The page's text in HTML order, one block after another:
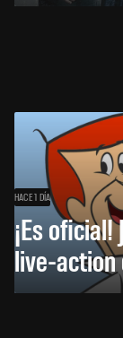
HACE 1 DÍA
¡Es
live-action